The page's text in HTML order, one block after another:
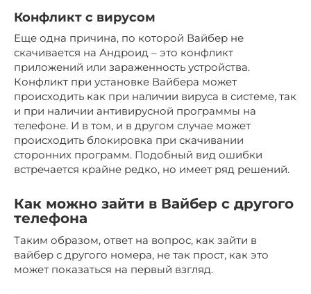
Конфликт с вирусом
Еще одна причина, по которой Вайбер не
скачивается на Андроид – это конфликт
приложений или зараженность устройства.
Конфликт при установке Вайбера может
происходить как при наличии вируса в системе, так
и при наличии антивирусной программы на
телефоне. И в том, и в другом случае может
происходить блокировка при скачивании
сторонних программ. Подобный вид ошибки
встречается крайне редко, но имеет ряд решений.
Как можно зайти в Вайбер с другого
телефона
Таким образом, ответ на вопрос, как зайти в
вайбер с другого номера, не так прост, как это
может показаться на первый взгляд.